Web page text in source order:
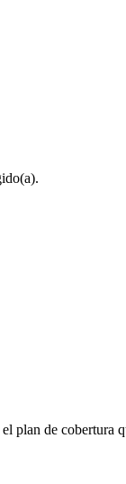
plan de cobertura